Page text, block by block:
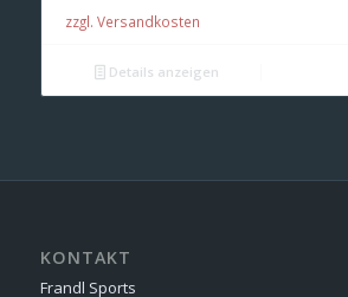
zzgl. Versandkosten
Details anzeigen
KONTAKT
Frandl Sports